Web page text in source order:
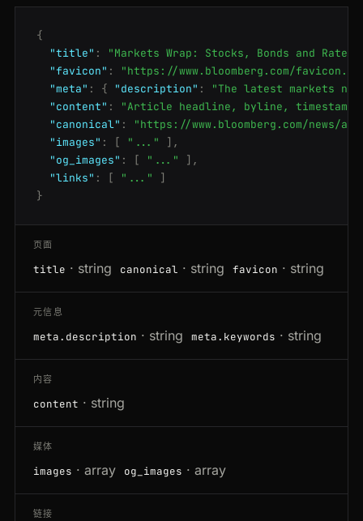
{
"title" :
"Markets Wrap: Stocks, Bonds and Rates
"favicon" :
"https://www.bloomberg.com/
"meta" : { "description" :
"The latest markets
"content" :
"Article headline, byline,
"canonical" :
"https://www.bloomberg.com/news/
"images" : [ "..."
],
"og_images" : [ "..."
],
"links" : [ "..."
]
}
页面
title · string canonical · string favicon · string
元信息
meta.description · string meta.keywords · string
内容
content · string
媒体
images · array og_images · array
链接